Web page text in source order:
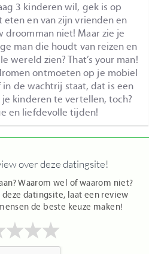
3 kinderen wil, gek is op
en van zijn vrienden en
droomman niet! Maar zie je
man die houdt van reizen en
wereld zien? That’s your man!
ontmoeten op je mobiel
de wachtrij staat, dat is een
kinderen te vertellen, toch?
en liefdevolle tijden!
over deze datingsite!
Waarom wel of waarom niet?
datingsite, laat een review
de beste keuze maken!